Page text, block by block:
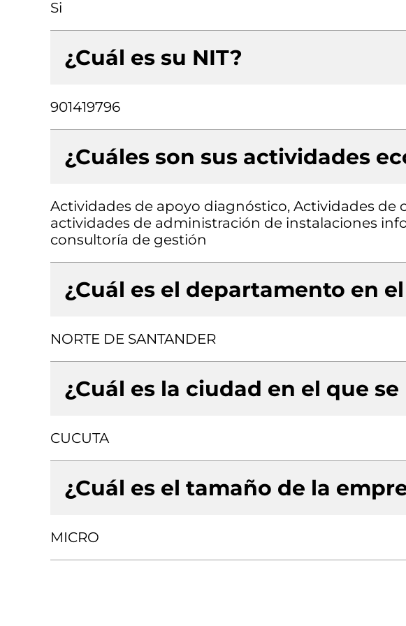
Si
¿Cuál es su NIT?
901419796
¿Cuáles son sus actividades
Actividades de apoyo diagnóstico, Actividades de
actividades de administración de instalaciones
consultoría de gestión
¿Cuál es el departamento en
NORTE DE SANTANDER
¿Cuál es la ciudad en el que
CUCUTA
¿Cuál es el tamaño de la
MICRO